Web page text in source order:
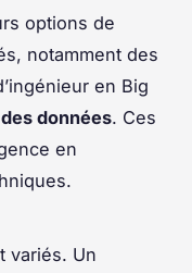
options de
notamment des
en Big
données. Ces
en
variés. Un